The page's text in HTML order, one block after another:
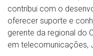
contribui com o
oferecer suporte e
gerente da regional do
em telecomunicações,